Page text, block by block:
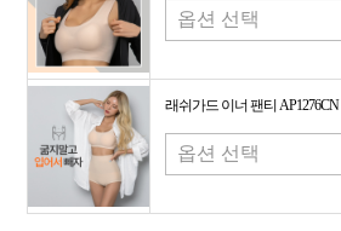
래쉬가드 이너 팬티 AP1276CN